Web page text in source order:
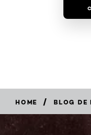
HOME / BLOG DE